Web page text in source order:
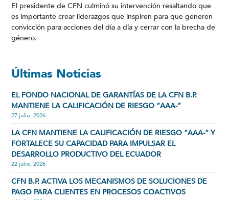
El presidente de CFN culminó su intervención resaltando que
es importante crear liderazgos que inspiren para que generen
convicción para acciones del día a día y cerrar con la brecha de
género.
Últimas Noticias
EL FONDO NACIONAL DE GARANTÍAS DE LA CFN B.P.
MANTIENE LA CALIFICACIÓN DE RIESGO “AAA-”
27 julio, 2026
LA CFN MANTIENE LA CALIFICACIÓN DE RIESGO “AAA-” Y
FORTALECE SU CAPACIDAD PARA IMPULSAR EL
DESARROLLO PRODUCTIVO DEL ECUADOR
22 julio, 2026
CFN B.P. ACTIVA LOS MECANISMOS DE SOLUCIONES DE
PAGO PARA CLIENTES EN PROCESOS COACTIVOS